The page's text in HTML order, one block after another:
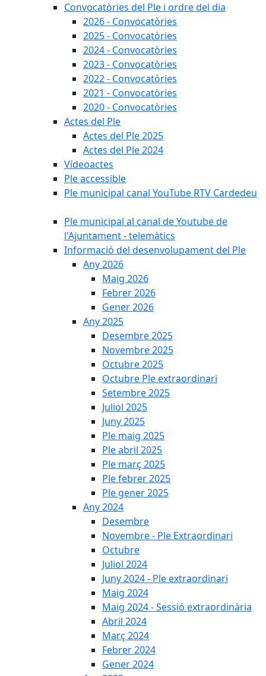
Convocatòries del Ple i ordre del dia
2026 - Convocatòries
2025 - Convocatòries
2024 - Convocatòries
2023 - Convocatòries
2022 - Convocatòries
2021 - Convocatòries
2020 - Convocatòries
Actes del Ple
Actes del Ple 2025
Actes del Ple 2024
Vídeoactes
Ple accessible
Ple municipal canal YouTube RTV Cardedeu
Ple municipal al canal de Youtube de
l'Ajuntament - telemàtics
Informació del desenvolupament del Ple
Any 2026
Maig 2026
Febrer 2026
Gener 2026
Any 2025
Desembre 2025
Novembre 2025
Octubre 2025
Octubre Ple extraordinari
Setembre 2025
Juliol 2025
Juny 2025
Ple maig 2025
Ple abril 2025
Ple març 2025
Ple febrer 2025
Ple gener 2025
Any 2024
Desembre
Novembre - Ple Extraordinari
Octubre
Juliol 2024
Juny 2024 - Ple extraordinari
Maig 2024
Maig 2024 - Sessió extraordinària
Abril 2024
Març 2024
Febrer 2024
Gener 2024